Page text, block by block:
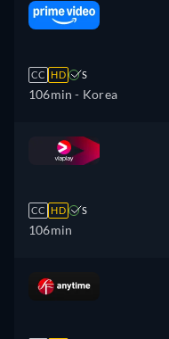
CC HD S
106min - Korea
CC HD S
106min